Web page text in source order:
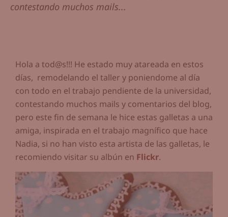
contestando muchos mails...
Hola a tod@s!!! He estado muy atareada en estos
días, remodelando el taller y poniendome al día
con todo en el trabajo pendiente de la universidad,
contestando muchos mails y comentarios del blog,
pero este fin de semana le hice estas galletas a una
amiga, inspirada en el trabajo magnífico que hace
Nadia, si no han visto esta artista de las galletas, le
recomiendo visitar su albún en Flickr.